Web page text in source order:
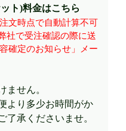
ト)料金はこちら
文時点で自動計算不可
社で受注確認の際に送
確定のお知らせ」メー
ません。
より多少お時間がか
承くださいませ。